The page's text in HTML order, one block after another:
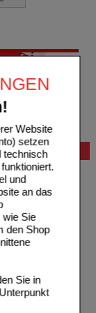
Website
setzen
technisch
und
an das
wie Sie
den Shop
Sie in